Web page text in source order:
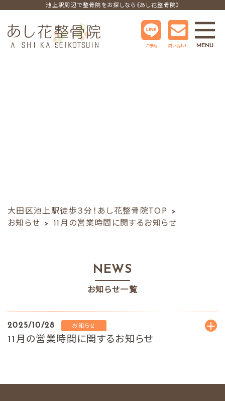
池上駅周辺で整骨院をお探しなら《あし花整骨院》
ご予約 問い合わせ MENU
大田区池上駅徒歩３分！あし花整骨院TOP
お知らせ
11月の営業時間に関するお知らせ
NEWS
お知らせ一覧
2025/10/28 お知らせ
11月の営業時間に関するお知らせ